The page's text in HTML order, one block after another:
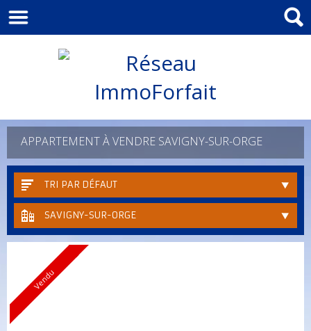
APPARTEMENT À VENDRE SAVIGNY-SUR-ORGE
TRI PAR DÉFAUT
SAVIGNY-SUR-ORGE
Vendu